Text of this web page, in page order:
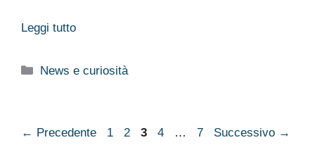
Leggi tutto
Categorie
News e curiosità
← Precedente Pagina
1 Pagina
2 Pagina
3 Pagina
4 … Pagina
7 Successivo →